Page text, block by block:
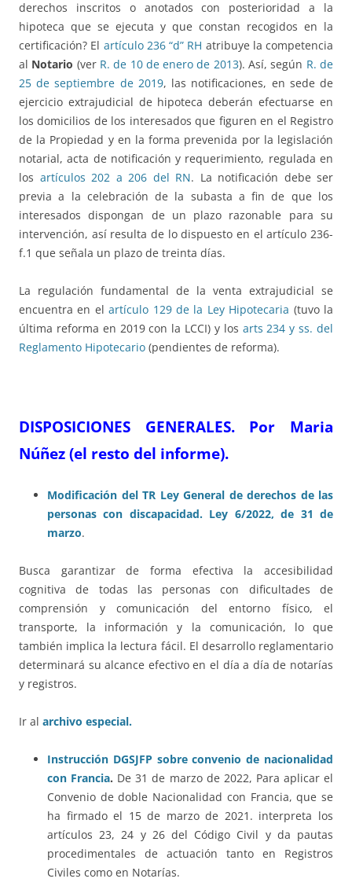
derechos inscritos o anotados con posterioridad a la
hipoteca que se ejecuta y que constan recogidos en la
certificación? El artículo 236 “d” RH atribuye la competencia
al Notario (ver R. de 10 de enero de 2013). Así, según R. de
25 de septiembre de 2019, las notificaciones, en sede de
ejercicio extrajudicial de hipoteca deberán efectuarse en
los domicilios de los interesados que figuren en el Registro
de la Propiedad y en la forma prevenida por la legislación
notarial, acta de notificación y requerimiento, regulada en
los artículos 202 a 206 del RN. La notificación debe ser
previa a la celebración de la subasta a fin de que los
interesados dispongan de un plazo razonable para su
intervención, así resulta de lo dispuesto en el artículo 236-
f.1 que señala un plazo de treinta días.
La regulación fundamental de la venta extrajudicial se
encuentra en elartículo 129 de la Ley Hipotecaria (tuvo la
última reforma en 2019 con la LCCI) y los arts 234 y ss. del
Reglamento Hipotecario (pendientes de reforma).
DISPOSICIONES GENERALES. Por Maria
Núñez (el resto del informe).
Modificación del TR Ley General de derechos de las
personas con discapacidad. Ley 6/2022, de 31 de
marzo.
Busca garantizar de forma efectiva la accesibilidad
cognitiva de todas las personas con dificultades de
comprensión y comunicación del entorno físico, el
transporte, la información y la comunicación, lo que
también implica la lectura fácil. El desarrollo reglamentario
determinará su alcance efectivo en el día a día de notarías
y registros.
Ir al archivo especial.
Instrucción DGSJFP sobre convenio de nacionalidad
con Francia. De 31 de marzo de 2022, Para aplicar el
Convenio de doble Nacionalidad con Francia, que se
ha firmado el 15 de marzo de 2021. interpreta los
artículos 23, 24 y 26 del Código Civil y da pautas
procedimentales de actuación tanto en Registros
Civiles como en Notarías.